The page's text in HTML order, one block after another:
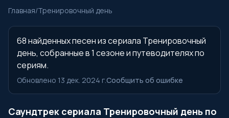
Главная/Тренировочный день
68 найденных песен из сериала Тренировочный
день, собранные в 1 сезоне и путеводителях по
сериям.
Обновлено 13 дек. 2024 г.Сообщить об ошибке
Саундтрек сериала Тренировочный день по